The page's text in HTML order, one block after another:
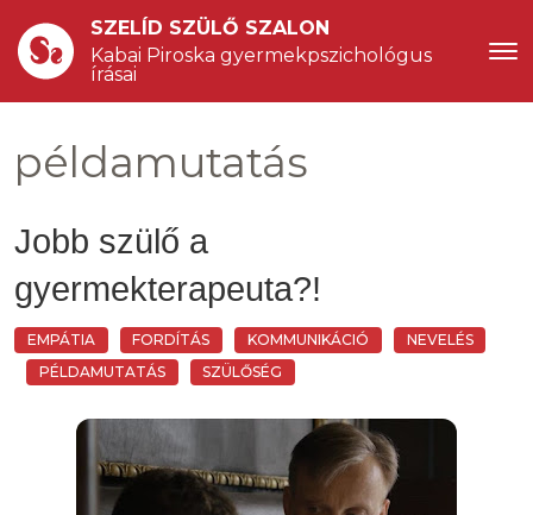
SZELÍD SZÜLŐ SZALON
Kabai Piroska gyermekpszichológus
írásai
példamutatás
Jobb szülő a
gyermekterapeuta?!
EMPÁTIA FORDÍTÁS KOMMUNIKÁCIÓ
NEVELÉS
PÉLDAMUTATÁS
SZÜLŐSÉG